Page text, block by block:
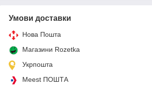
Умови доставки
Нова Пошта
Магазини Rozetka
Укрпошта
Meest ПОШТА